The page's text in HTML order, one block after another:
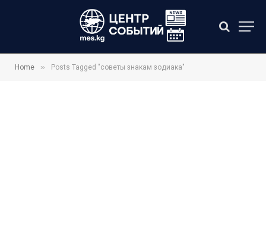
Home » Posts Tagged "советы знакам зодиака"